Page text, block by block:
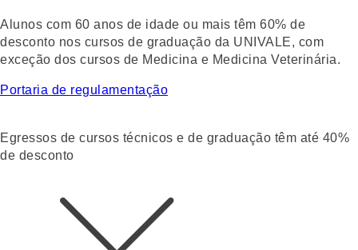
Alunos com 60 anos de idade ou mais têm 60% de
desconto nos cursos de graduação da UNIVALE, com
exceção dos cursos de Medicina e Medicina Veterinária.
Portaria de regulamentação
Egressos de cursos técnicos e de graduação têm até 40%
de desconto